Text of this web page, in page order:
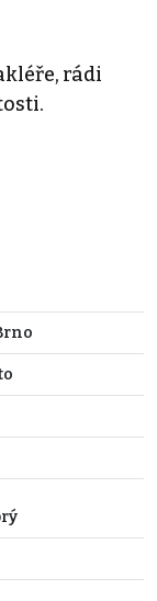
rádi